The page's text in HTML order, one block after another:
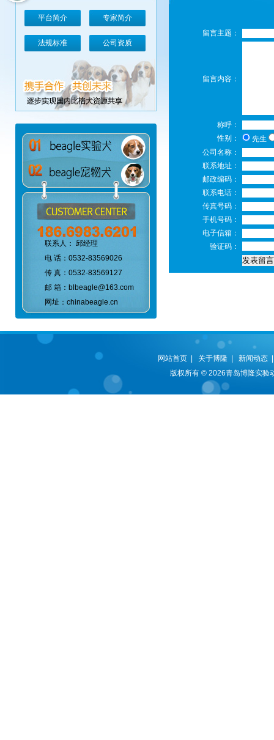
平台简介 专家简介
法规标准 公司资质
联系人： 邱经理
电 话：0532-83569026
传 真：0532-83569127
邮 箱：blbeagle@163.com
网址：chinabeagle.cn
留言主题：
留言内容：
称呼：
性别：
先生
公司名称：
联系地址：
邮政编码：
联系电话：
传真号码：
手机号码：
电子信箱：
验证码：
网站首页 关于博隆 |新闻动态
版权所有 © 2026青岛博隆实验